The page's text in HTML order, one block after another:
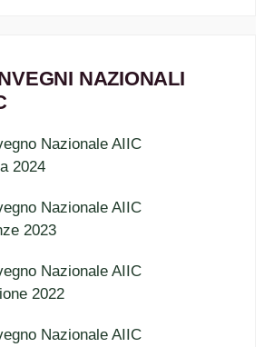
NAZIONALI
Nazionale AIIC
2024
Nazionale AIIC
2023
Nazionale AIIC
2022
Nazionale AIIC